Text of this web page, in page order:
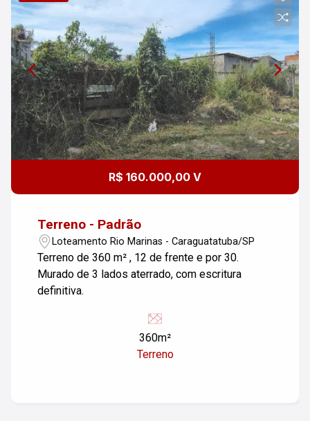
R$ 160.000,00 V
Terreno - Padrão
Loteamento Rio Marinas - Caraguatatuba/SP
Terreno de 360 m² , 12 de frente e por 30.
Murado de 3 lados aterrado, com escritura
definitiva.
360m²
Terreno